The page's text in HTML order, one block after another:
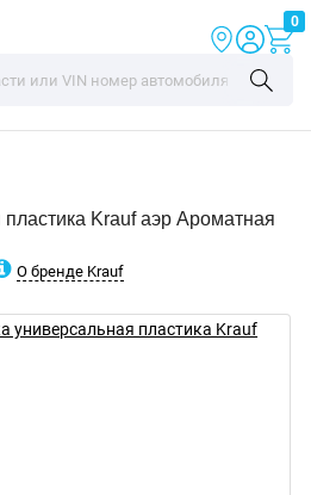
0
Krauf аэр Ароматная
О бренде Krauf